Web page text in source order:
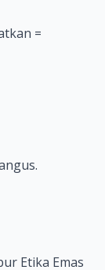
=
Etika Emas